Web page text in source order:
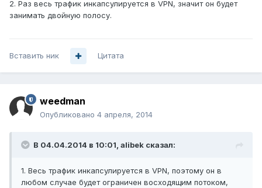
2. Раз весь трафик инкапсулируется в VPN, значит он будет
занимать двойную полосу.
Вставить ник Цитата
weedman
Опубликовано 4 апреля, 2014
В 04.04.2014 в 10:01, alibek сказал:
1. Весь трафик инкапсулируется в VPN, поэтому он в
любом случае будет ограничен восходящим потоком,